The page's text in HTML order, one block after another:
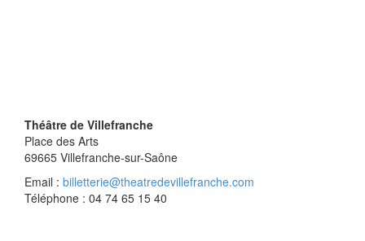
Théâtre de Villefranche
Place des Arts
69665 Villefranche-sur-Saône
Email : billetterie@theatredevillefranche.com
Téléphone : 04 74 65 15 40